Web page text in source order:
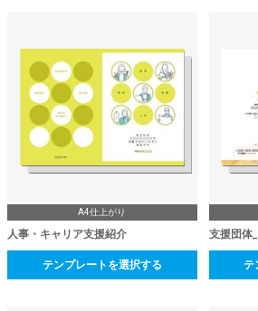
A4仕上がり
人事・キャリア支援紹介
テンプレートを選択する
支援団体
テ